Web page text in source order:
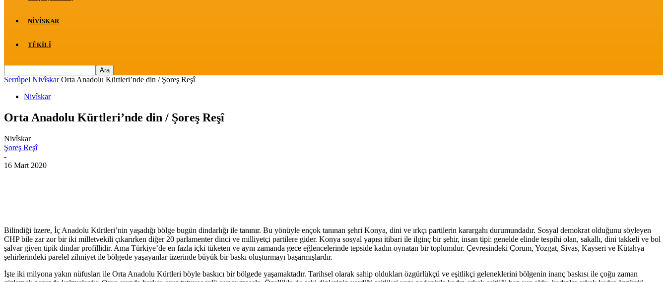
NIVÎSKAR
TÊKILÎ
Serrûpel Nivîskar Orta Anadolu Kürtleri’nde din / Şoreş Reşî
Nivîskar
Orta Anadolu Kürtleri’nde din / Şoreş Reşî
Nivîskar
Şoreş Reşî
-
16 Mart 2020
Bilindiği üzere, İç Anadolu Kürtleri’nin yaşadığı bölge bugün dindarlığı ile tanınır. Bu yönüyle ençok tanınan şehri Konya, dini ve ırkçı partilerin karargahı durumundadır. Sosyal demokrat olduğunu söyleyen
CHP bile zar zor bir iki milletvekili çıkarırken diğer 20 parlamenter dinci ve milliyetçi partilere gider. Konya sosyal yapısı itibari ile ilginç bir şehir, insan tipi: genelde elinde tespihi olan, sakallı, dini takkeli ve bol
şalvar giyen tipik dindar profillidir. Ama Türkiye’de en fazla içki tüketen ve aynı zamanda gece eğlencelerinde tepside kadın oynatan bir toplumdur. Çevresindeki Çorum, Yozgat, Sivas, Kayseri ve Kütahya
şehirlerindeki parelel zihniyet ile bölgede yaşayanlar üzerinde büyük bir baskı oluşturmayı başarmışlardır.
İşte iki milyona yakın nüfusları ile Orta Anadolu Kürtleri böyle baskıcı bir bölgede yaşamaktadır. Tarihsel olarak sahip oldukları özgürlükçü ve eşitlikçi geleneklerini bölgenin inanç baskısı ile çoğu zaman